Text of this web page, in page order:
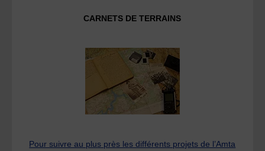
CARNETS DE TERRAINS
Pour suivre au plus près les différents projets de l’Amta